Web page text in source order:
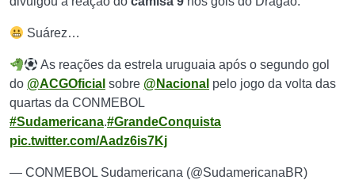
Suárez…
As reações da estrela uruguaia após o segundo gol
do @ACGOficial sobre @Nacional pelo jogo da volta das
quartas da CONMEBOL
#Sudamericana.#GrandeConquista
pic.twitter.com/Aadz6is7Kj
— CONMEBOL Sudamericana (@SudamericanaBR)